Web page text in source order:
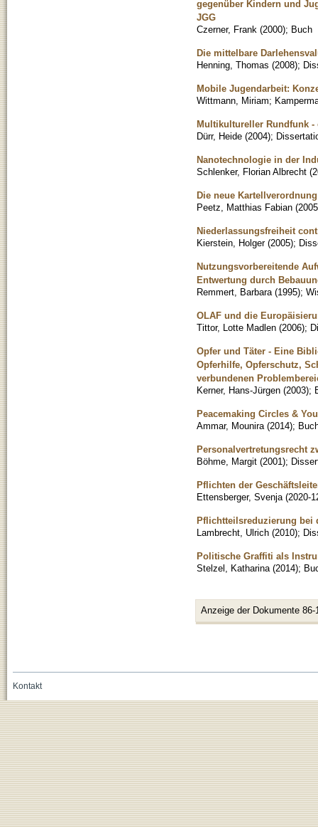
gegenüber Kindern und
JGG
Czerner, Frank (2000); Buch
Die mittelbare
Henning, Thomas (2008);
Mobile Jugendarbeit:
Wittmann, Miriam;
Multikultureller Rundfunk -
Dürr, Heide (2004);
Nanotechnologie in der
Schlenker, Florian Albrecht (
Die neue
Peetz, Matthias Fabian (2005
Niederlassungsfreiheit
Kierstein, Holger (2005);
Nutzungsvorbereitende
Entwertung durch
Remmert, Barbara (1995);
OLAF und die
Tittor, Lotte Madlen (2006);
Opfer und Täter - Eine
Opferhilfe, Opferschutz,
verbundenen
Kerner, Hans-Jürgen (2003);
Peacemaking Circles &
Ammar, Mounira (2014);
Personalvertretungsrecht
Böhme, Margit (2001);
Pflichten der
Ettensberger, Svenja (2020-
Pflichtteilsreduzierung bei
Lambrecht, Ulrich (2010);
Politische Graffiti als
Stelzel, Katharina (2014);
Anzeige der Dokumente 86-
Kontakt